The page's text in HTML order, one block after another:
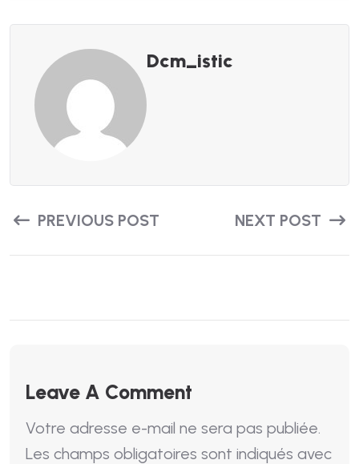
Dcm_istic
PREVIOUS POST NEXT POST
Leave A Comment
Votre adresse e-mail ne sera pas publiée.
Les champs obligatoires sont indiqués avec